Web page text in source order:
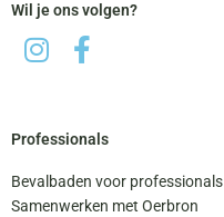
Wil je ons volgen?
Professionals
Bevalbaden voor professionals
Samenwerken met Oerbron